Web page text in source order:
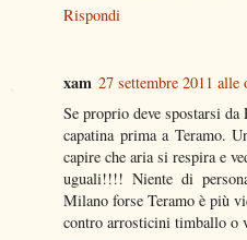
Rispondi
xam 27 settembre 2011 alle
Se proprio deve spostarsi
capatina prima a Teramo.
capire che aria si respira e
uguali!!!! Niente di
Milano forse Teramo è più
contro arrosticini timballo o